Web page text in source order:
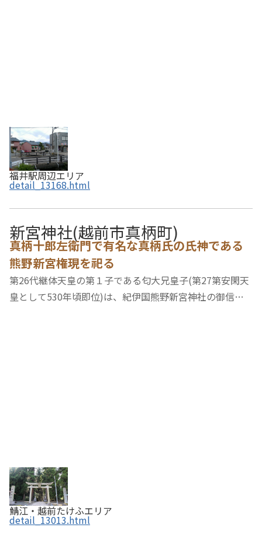
福井駅周辺エリア
detail_13168.html
新宮神社(越前市真柄町)
真柄十郎左衛門で有名な真柄氏の氏神である
熊野新宮権現を祀る
第26代継体天皇の第１子である匂大兄皇子(第27第安閑天
皇として530年頃即位)は、紀伊国熊野新宮神社の御信仰
鯖江・越前たけふエリア
detail_13013.html